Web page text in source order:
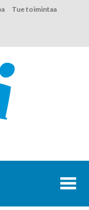
Tue toimintaa